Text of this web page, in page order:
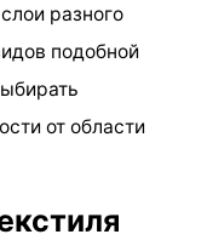
разного
подобной
от области